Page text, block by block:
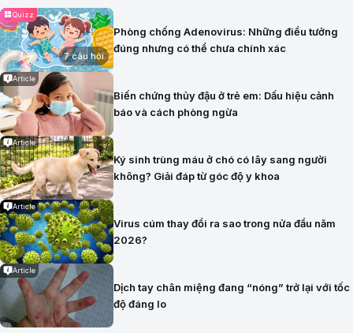
Quizz
7 câu hỏi
Phòng chống Adenovirus: Những điều tưởng
đúng nhưng có thể chưa chính xác
Article
Biến chứng thủy đậu ở trẻ em: Dấu hiệu cảnh
báo và cách phòng ngừa
Article
Ký sinh trùng máu ở chó có lây sang người
không? Giải đáp từ góc độ y khoa
Article
Virus cúm thay đổi ra sao trong nửa đầu năm
2026?
Article
Dịch tay chân miệng đang “nóng” trở lại với tốc
độ đáng lo